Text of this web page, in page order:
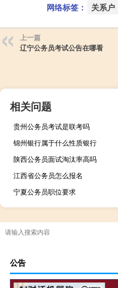
网络标签： 关系户
上一篇
辽宁公务员考试公告在哪看
相关问题
贵州公务员考试是联考吗
锦州银行属于什么性质银行
陕西公务员面试淘汰率高吗
江西省公务员怎么报名
宁夏公务员职位要求
公告